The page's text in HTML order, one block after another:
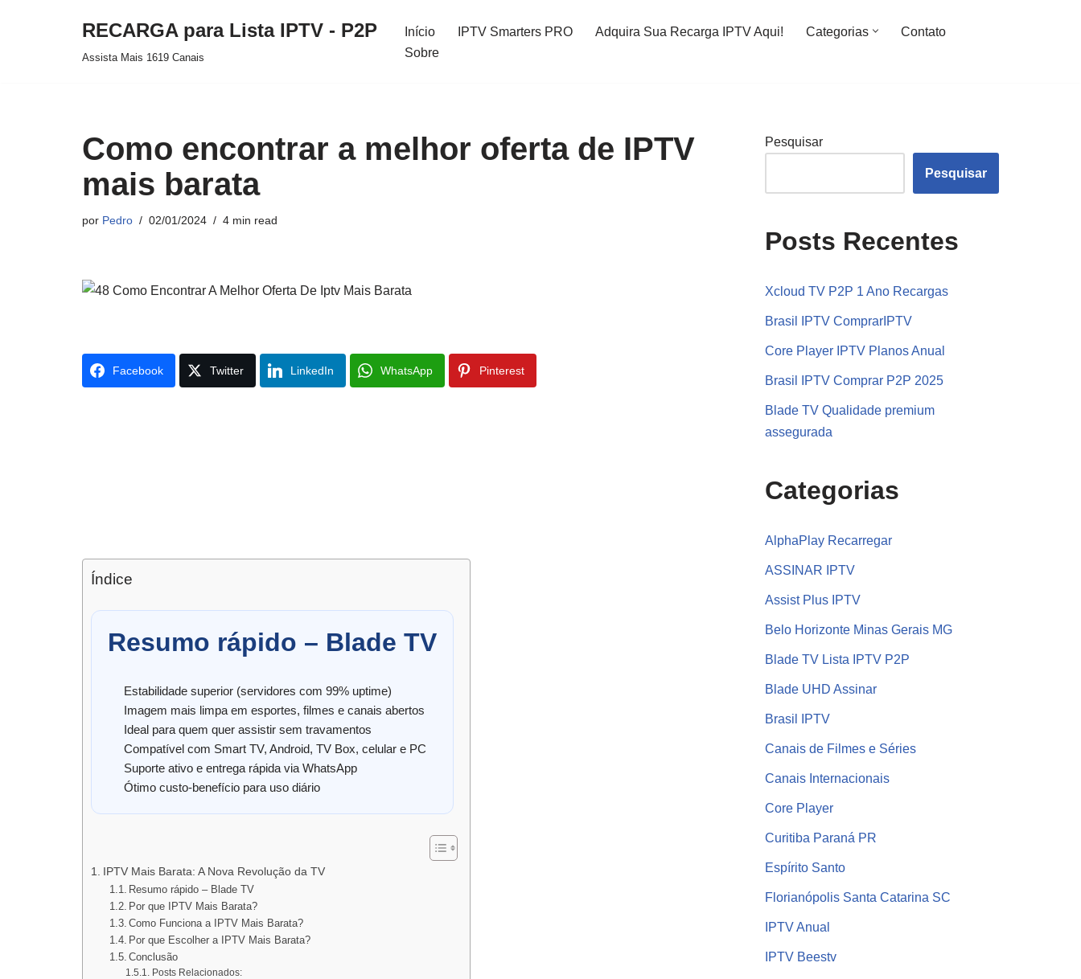
RECARGA para Lista IPTV - P2P
Assista Mais 1619 Canais
Início IPTV Smarters PRO Adquira Sua Recarga IPTV Aqui! Categorias
Contato
Sobre
Como encontrar a melhor oferta de IPTV
mais barata
por Pedro 02/01/2024 4 min read
Facebook Twitter LinkedIn WhatsApp Pinterest
Índice
Resumo rápido – Blade TV
Estabilidade superior (servidores com 99% uptime)
Imagem mais limpa em esportes, filmes e canais abertos
Ideal para quem quer assistir sem travamentos
Compatível com Smart TV, Android, TV Box, celular e PC
Suporte ativo e entrega rápida via WhatsApp
Ótimo custo-benefício para uso diário
IPTV Mais Barata: A Nova Revolução da TV
Resumo rápido – Blade TV
Por que IPTV Mais Barata?
Como Funciona a IPTV Mais Barata?
Por que Escolher a IPTV Mais Barata?
Conclusão
Posts Relacionados:
Pesquisar
Pesquisar
Posts Recentes
Xcloud TV P2P 1 Ano Recargas
Brasil IPTV ComprarIPTV
Core Player IPTV Planos Anual
Brasil IPTV Comprar P2P 2025
Blade TV Qualidade premium
assegurada
Categorias
AlphaPlay Recarregar
ASSINAR IPTV
Assist Plus IPTV
Belo Horizonte Minas Gerais MG
Blade TV Lista IPTV P2P
Blade UHD Assinar
Brasil IPTV
Canais de Filmes e Séries
Canais Internacionais
Core Player
Curitiba Paraná PR
Espírito Santo
Florianópolis Santa Catarina SC
IPTV Anual
IPTV Beestv